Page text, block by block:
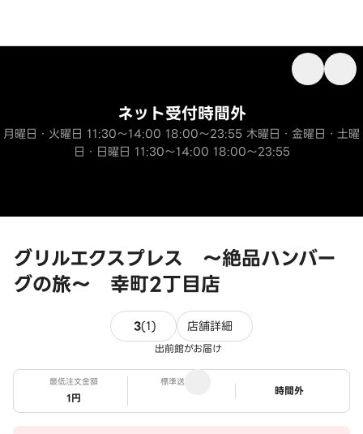
グリルエクスプレス ～絶品ハンバー
グの旅～ 幸町2丁目店
ネット受付時間外
月曜日・火曜日 11:30～14:00 18:00～23:55 木曜日・金曜日・土曜
日・日曜日 11:30～14:00 18:00～23:55
3(1) 1件のレビュー
店舗詳細
出前館がお届け
最低注文金額
1円
標準送料
ステータス
時間外